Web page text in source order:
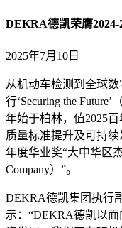
DEKRA德凯荣膺
2025年7月10日
从机动车检测到全球
行‘Securing the
年始于柏林，值2025
质量标准提升及可持
年度华业奖“大中华区
Company）”。
DEKRA德凯集团执行
示：“DEKRA德凯以